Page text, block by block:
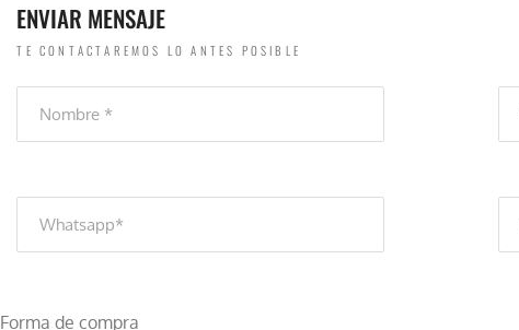
ENVIAR MENSAJE
TE CONTACTAREMOS LO ANTES POSIBLE
Forma de compra